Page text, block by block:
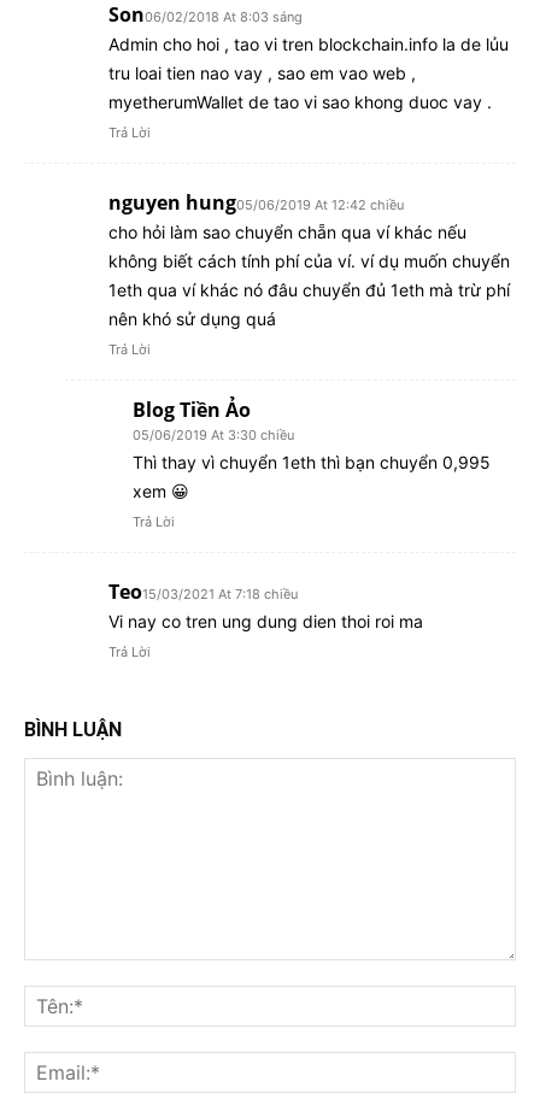
Son06/02/2018 At 8:03 sáng
Admin cho hoi , tao vi tren blockchain.info la de lủu
tru loai tien nao vay , sao em vao web ,
myetherumWallet de tao vi sao khong duoc vay .
Trả Lời
nguyen hung05/06/2019 At 12:42 chiều
cho hỏi làm sao chuyển chẵn qua ví khác nếu
không biết cách tính phí của ví. ví dụ muốn chuyển
1eth qua ví khác nó đâu chuyển đủ 1eth mà trừ phí
nên khó sử dụng quá
Trả Lời
Blog Tiền Ảo
05/06/2019 At 3:30 chiều
Thì thay vì chuyển 1eth thì bạn chuyển 0,995
xem 😀
Trả Lời
Teo15/03/2021 At 7:18 chiều
Vi nay co tren ung dung dien thoi roi ma
Trả Lời
BÌNH LUẬN
luận: